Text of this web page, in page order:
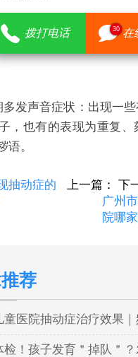
发运动症状：眼球的
怪异如突然伸手拍人、
障碍姿势如旋转、蹦跳
声音症状：出现一些
，也有的表现为重复、
语。
上一篇：
抽动症的
下
广州
院哪
荐
童医院抽动症治疗效果｜
检！孩子发育＂掉队＂
拨打电话 30 在